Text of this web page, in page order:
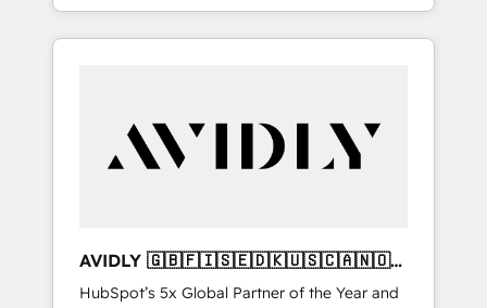
specialize in both strategic RevOps planning
and hands-on technical execution - building
Services - Managed IT (MSP) - Franchises -
Professional Services - And more! How we
Custom integrations and workflow
automation ✔️ User adoption programs,
AVIDLY 🇬🇧🇫🇮🇸🇪🇩🇰🇺🇸🇨🇦🇳🇴
🇩🇪🇦🇺🇳🇿
HubSpot’s 5x Global Partner of the Year and